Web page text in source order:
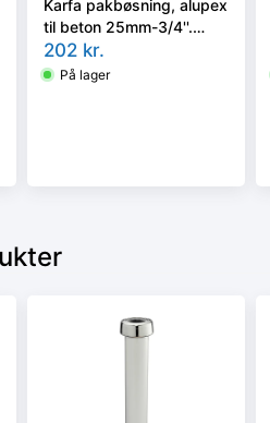
Karfa pakbøsning, alupex
til beton 25mm-3/4''.
300mm
202 kr.
På lager